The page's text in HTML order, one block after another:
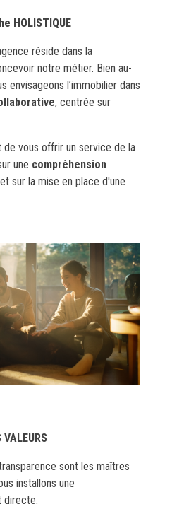
HOLISTIQUE
réside dans la
notre métier. Bien au-
envisageons l’immobilier dans
, centrée sur
vous offrir un service de la
une compréhension
sur la mise en place d'une
VALEURS
sont les maîtres
installons une
directe.